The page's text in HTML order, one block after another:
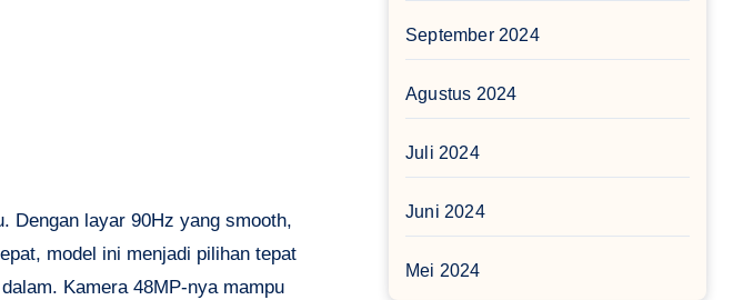
Dengan layar 90Hz yang smooth,
model ini menjadi pilihan tepat
Kamera 48MP-nya mampu
September 2024
Agustus 2024
Juli 2024
Juni 2024
Mei 2024